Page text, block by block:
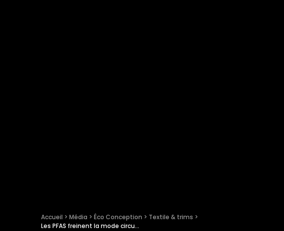
Accueil > Média > Éco Conception > Textile & trims >
Les PFAS freinent la mode circulaire, selon l’Agence européenne pour l’environnement